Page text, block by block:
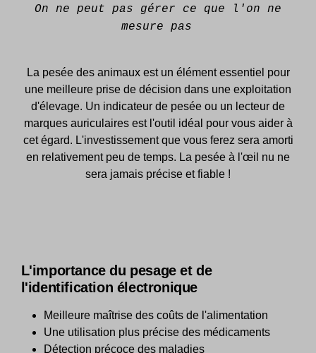
On ne peut pas gérer ce que l'on ne
mesure pas
La pesée des animaux est un élément essentiel pour
une meilleure prise de décision dans une exploitation
d'élevage. Un indicateur de pesée ou un lecteur de
marques auriculaires est l'outil idéal pour vous aider à
cet égard. L'investissement que vous ferez sera amorti
en relativement peu de temps. La pesée à l'œil nu ne
sera jamais précise et fiable !
L'importance du pesage et de
l'identification électronique
Meilleure maîtrise des coûts de l'alimentation
Une utilisation plus précise des médicaments
Détection précoce des maladies